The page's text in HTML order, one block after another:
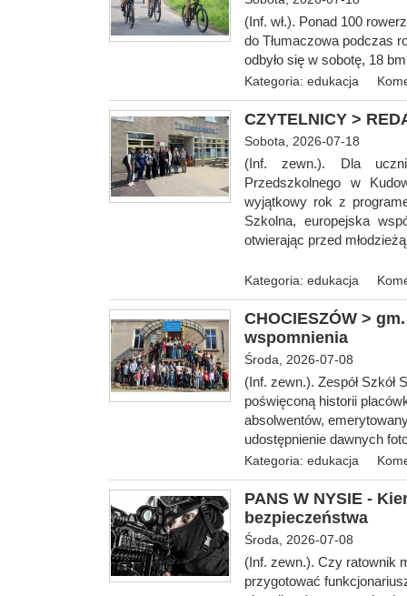
(Inf. wł.). Ponad 100
do Tłumaczowa podczas
odbyło się w sobotę, 18
Kategoria: edukacja
CZYTELNICY >
Sobota, 2026-07-18
(Inf. zewn.). Dla
Przedszkolnego w
wyjątkowy rok z
Szkolna, europejska
otwierając przed
Kategoria: edukacja
CHOCIESZÓW >
wspomnienia
Środa, 2026-07-08
(Inf. zewn.). Zespół
poświęconą historii
absolwentów,
udostępnienie dawnych
Kategoria: edukacja
PANS W NYSIE -
bezpieczeństwa
Środa, 2026-07-08
(Inf. zewn.). Czy ratownik
przygotować